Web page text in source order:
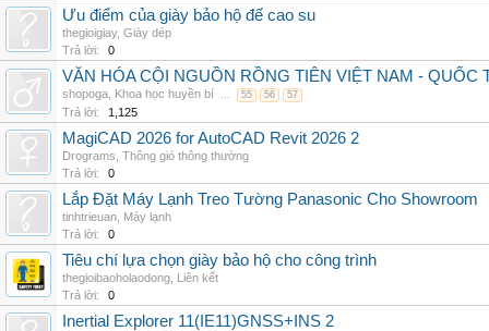
Ưu điểm của giày bảo hộ đế cao su
thegioigiay, Giày dép
Trả lời:
0
VĂN HÓA CỘI NGUỒN RỒNG TIÊN VIỆT NAM -
shopoga Khoa học huyền bí ... 55 56 57
Trả lời: 1,125
MagiCAD 2026 for AutoCAD Revit 2026 2
Drograms Thông gió thông thường
Trả lời:
0
Lắp Đặt Máy Lạnh Treo Tường Panasonic Cho Showroom
tinhtrieuan Máy lạnh
Trả lời:
0
Tiêu chí lựa chọn giày bảo hộ cho công trình
thegioibaoholaodong Liên kết
Trả lời:
0
Inertial Explorer 11(IE11)GNSS+INS 2